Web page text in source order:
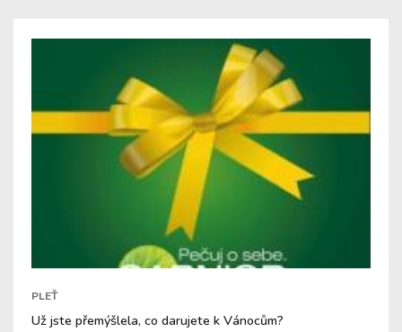
PLEŤ
Už jste přemýšlela, co darujete k Vánocům?